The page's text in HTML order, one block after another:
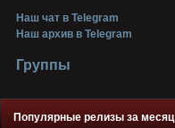
Наш чат в Telegram
Наш архив в Telegram
Группы
Популярные релизы за месяц